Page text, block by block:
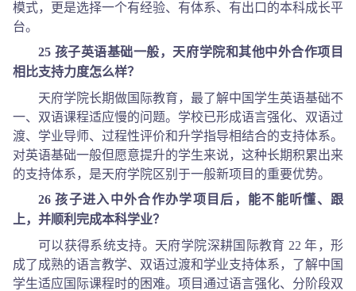
模式，更是选择一个有经验、有体系、有出口的本科成长平
台。
25 孩子英语基础一般，天府学院和其他中外合作项目
相比支持力度怎么样？
天府学院长期做国际教育，最了解中国学生英语基础不
一、双语课程适应慢的问题。学校已形成语言强化、双语过
渡、学业导师、过程性评价和升学指导相结合的支持体系。
对英语基础一般但愿意提升的学生来说，这种长期积累出来
的支持体系，是天府学院区别于一般新项目的重要优势。
26 孩子进入中外合作办学项目后，能不能听懂、跟
上，并顺利完成本科学业？
可以获得系统支持。天府学院深耕国际教育 22 年，形
成了成熟的语言教学、双语过渡和学业支持体系，了解中国
学生适应国际课程时的困难。项目通过语言强化、分阶段双